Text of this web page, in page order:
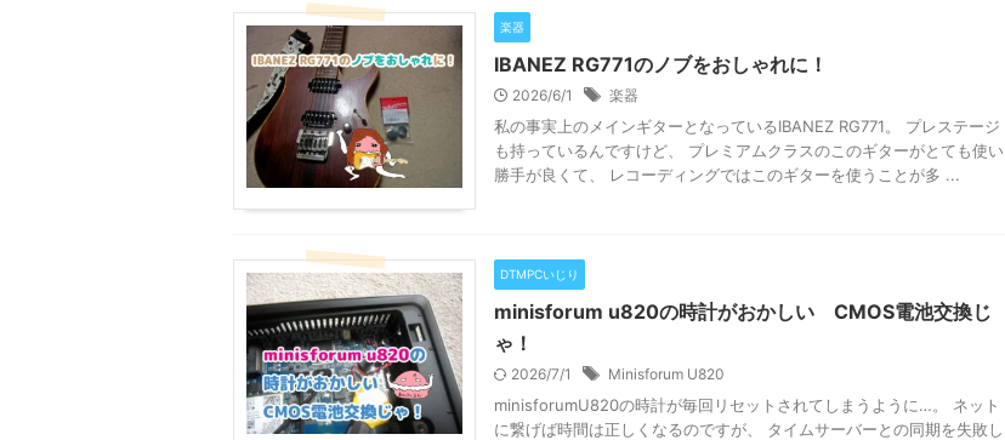
楽器
IBANEZ RG771のノブをおしゃれに！
2026/6/1 楽器
私の事実上のメインギターとなっているIBANEZ RG771。 プレステージ
も持っているんですけど、 プレミアムクラスのこのギターがとても使い
勝手が良くて、 レコーディングではこのギターを使うことが多 ...
DTMPCいじり
minisforum u820の時計がおかしい CMOS電池交換じ
ゃ！
2026/7/1 Minisforum U820
minisforumU820の時計が毎回リセットされてしまうように…。 ネット
に繋げば時間は正しくなるのですが、 タイムサーバーとの同期を失敗し